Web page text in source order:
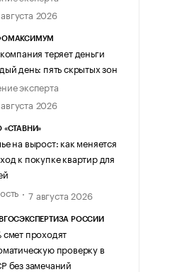
2026
теряет деньги
день: пять скрытых зон
эксперта
2026
на вырост: как меняется
к покупке квартир для
7 августа 2026
РОССИИ
смет проходят
проверку в
без замечаний